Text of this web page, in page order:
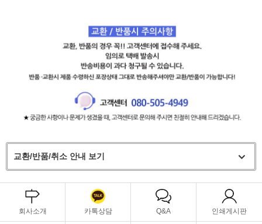
교환/반품/취소 안내 보기
회사소개 카톡상담 Q&A 인쇄게시판